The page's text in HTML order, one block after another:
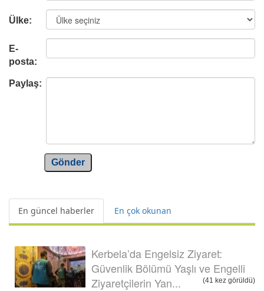
Ülke:
E-
posta:
Paylaş:
Gönder
En güncel haberler En çok okunan
Kerbela’da Engelsiz Ziyaret:
Güvenlik Bölümü Yaşlı ve Engelli
Ziyaretçilerin Yan...
(41 kez görüldü)